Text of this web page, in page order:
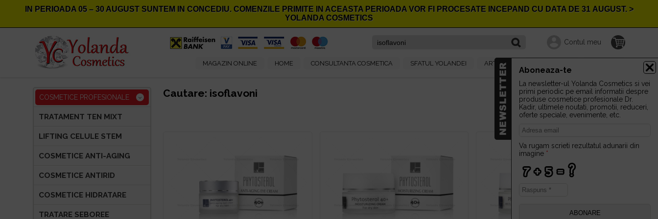
IN PERIOADA05 – 30 AUGUST SUNTEM IN CONCEDIU. COMENZILE PRIMITE IN ACEASTA PERIOADA VOR FI PROCESATE INCEPAND CU DATA DE31 AUGUST. >
YOLANDA COSMETICS
Contul meu
MAGAZIN ONLINE HOME CONSULTANTA COSMETICA SFATUL YOLANDEI ARTICOLE
COSMETICE PROFESIONALE
TRATAMENT TEN MIXT
LIFTING CELULE STEM
COSMETICE ANTI-AGING
COSMETICE ANTIRID
COSMETICE HIDRATARE
TRATARE SEBOREE
Cautare: isoflavoni
Aboneaza-te
La newsletter-ul Yolanda Cosmetics si vei
primi periodic pe email informatii despre
produse cosmetice profesionale Dr.
Kadir, ultimele noutati, promotii, reduceri,
oferte speciale, evenimente, etc.
Va rugam scrieti rezultatul adunarii din
imagine *